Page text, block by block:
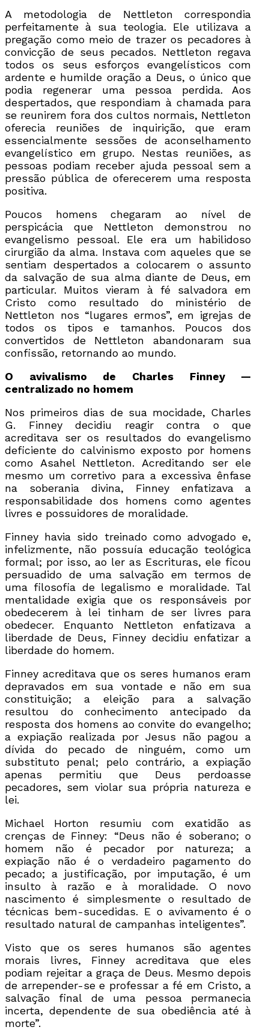
A metodologia de Nettleton correspondia
perfeitamente à sua teologia. Ele utilizava a
pregação como meio de trazer os pecadores à
convicção de seus pecados. Nettleton regava
todos os seus esforços evangelísticos com
ardente e humilde oração a Deus, o único que
podia regenerar uma pessoa perdida. Aos
despertados, que respondiam à chamada para
se reunirem fora dos cultos normais, Nettleton
oferecia reuniões de inquirição, que eram
essencialmente sessões de aconselhamento
evangelístico em grupo. Nestas reuniões, as
pessoas podiam receber ajuda pessoal sem a
pressão pública de oferecerem uma resposta
positiva.
Poucos homens chegaram ao nível de
perspicácia que Nettleton demonstrou no
evangelismo pessoal. Ele era um habilidoso
cirurgião da alma. Instava com aqueles que se
sentiam despertados a colocarem o assunto
da salvação de sua alma diante de Deus, em
particular. Muitos vieram à fé salvadora em
Cristo como resultado do ministério de
Nettleton nos “lugares ermos”, em igrejas de
todos os tipos e tamanhos. Poucos dos
convertidos de Nettleton abandonaram sua
confissão, retornando ao mundo.
O avivalismo de Charles Finney —
centralizado no homem
Nos primeiros dias de sua mocidade, Charles
G. Finney decidiu reagir contra o que
acreditava ser os resultados do evangelismo
deficiente do calvinismo exposto por homens
como Asahel Nettleton. Acreditando ser ele
mesmo um corretivo para a excessiva ênfase
na soberania divina, Finney enfatizava a
responsabilidade dos homens como agentes
livres e possuidores de moralidade.
Finney havia sido treinado como advogado e,
infelizmente, não possuía educação teológica
formal; por isso, ao ler as Escrituras, ele ficou
persuadido de uma salvação em termos de
uma filosofia de legalismo e moralidade. Tal
mentalidade exigia que os responsáveis por
obedecerem à lei tinham de ser livres para
obedecer. Enquanto Nettleton enfatizava a
liberdade de Deus, Finney decidiu enfatizar a
liberdade do homem.
Finney acreditava que os seres humanos eram
depravados em sua vontade e não em sua
constituição; a eleição para a salvação
resultou do conhecimento antecipado da
resposta dos homens ao convite do evangelho;
a expiação realizada por Jesus não pagou a
dívida do pecado de ninguém, como um
substituto penal; pelo contrário, a expiação
apenas permitiu que Deus perdoasse
pecadores, sem violar sua própria natureza e
lei.
Michael Horton resumiu com exatidão as
crenças de Finney: “Deus não é soberano; o
homem não é pecador por natureza; a
expiação não é o verdadeiro pagamento do
pecado; a justificação, por imputação, é um
insulto à razão e à moralidade. O novo
nascimento é simplesmente o resultado de
técnicas bem-sucedidas. E o avivamento é o
resultado natural de campanhas inteligentes”.
Visto que os seres humanos são agentes
morais livres, Finney acreditava que eles
podiam rejeitar a graça de Deus. Mesmo depois
de arrepender-se e professar a fé em Cristo, a
salvação final de uma pessoa permanecia
incerta, dependente de sua obediência até à
morte”.